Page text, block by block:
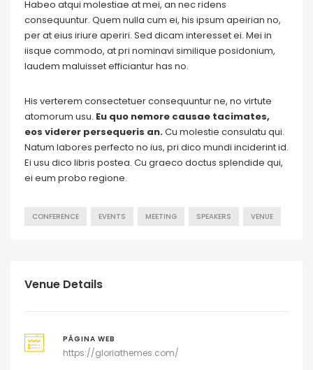
Habeo atqui molestiae at mei, an nec ridens
consequuntur. Quem nulla cum ei, his ipsum apeirian no,
per at eius iriure aperiri. Sed dicam interesset ei. Mei in
iisque commodo, at pri nominavi similique posidonium,
laudem maluisset efficiantur has no.
His verterem consectetuer consequuntur ne, no virtute
atomorum usu. Eu quo nemore causae tacimates,
eos viderer persequeris an.Cu molestie consulatu qui.
Natum labores perfecto no ius, pri dico mundi inciderint id.
Ei usu dico libris postea. Cu graeco doctus splendide qui,
ei eum probo regione.
CONFERENCE EVENTS MEETING SPEAKERS VENUE
Venue Details
PÁGINA WEB
https://gloriathemes.com/